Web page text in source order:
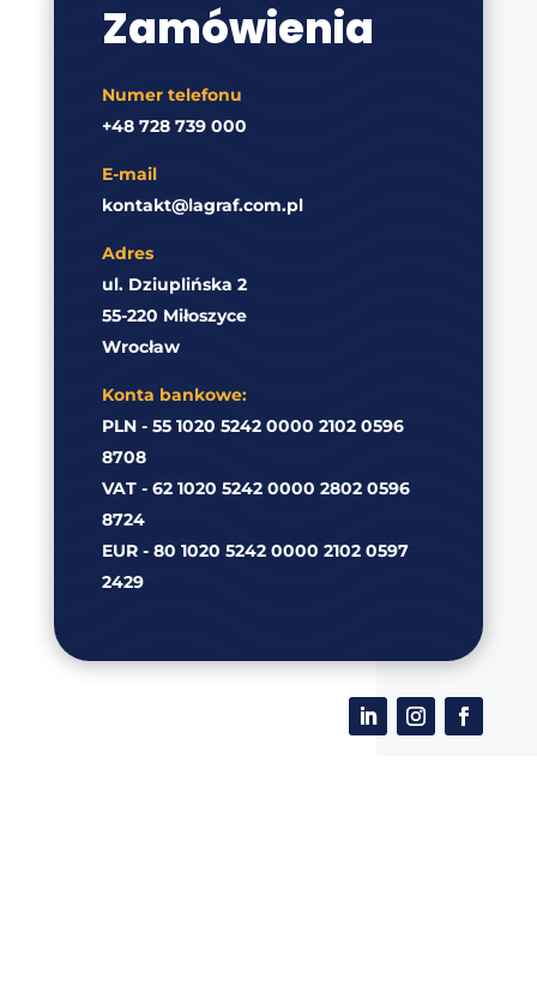
Zamówienia
Numer telefonu
+48 728 739 000
E-mail
kontakt@lagraf.com.pl
Adres
ul. Dziuplińska 2
55-220 Miłoszyce
Wrocław
Konta bankowe:
PLN - 55 1020 5242 0000 2102 0596
8708
VAT - 62 1020 5242 0000 2802 0596
8724
EUR - 80 1020 5242 0000 2102 0597
2429